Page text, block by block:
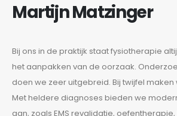
Martijn Matzinger
Bij ons in de praktijk staat fysiotherapie
het aanpakken van de oorzaak.
doen we zeer uitgebreid. Bij twijfel
Met heldere diagnoses bieden we
aan, zoals EMS revalidatie,